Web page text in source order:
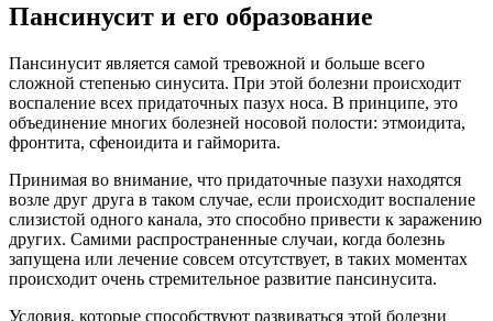
Пансинусит и его образование
Пансинусит является самой тревожной и больше всего
сложной степенью синусита. При этой болезни происходит
воспаление всех придаточных пазух носа. В принципе, это
объединение многих болезней носовой полости: этмоидита,
фронтита, сфеноидита и гайморита.
Принимая во внимание, что придаточные пазухи находятся
возле друг друга в таком случае, если происходит воспаление
слизистой одного канала, это способно привести к заражению
других. Самими распространенные случаи, когда болезнь
запущена или лечение совсем отсутствует, в таких моментах
происходит очень стремительное развитие пансинусита.
Условия, которые способствуют развиваться этой болезни